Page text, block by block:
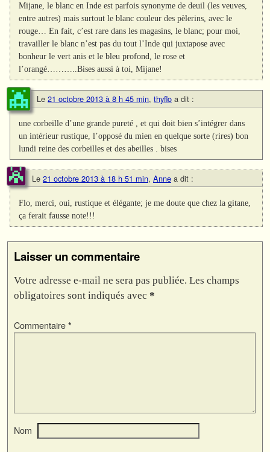
Mijane, le blanc en Inde est parfois synonyme de deuil (les veuves,
entre autres) mais surtout le blanc couleur des pèlerins, avec le
rouge… En fait, c’est rare dans les magasins, le blanc; pour moi,
travailler le blanc n’est pas du tout l’Inde qui juxtapose avec
bonheur le vert anis et le bleu profond, le rose et
l’orangé………..Bises aussi à toi, Mijane!
Le 21 octobre 2013 à 8 h 45 min, thyflo a dit :
une corbeille d’une grande pureté , et qui doit bien s’intégrer dans
un intérieur rustique, l’opposé du mien en quelque sorte (rires) bon
lundi reine des corbeilles et des abeilles . bises
Le 21 octobre 2013 à 18 h 51 min, Anne a dit :
Flo, merci, oui, rustique et élégante; je me doute que chez la gitane,
ça ferait fausse note!!!
Laisser un commentaire
Votre adresse e-mail ne sera pas publiée. Les champs
obligatoires sont indiqués avec *
Commentaire *
Nom